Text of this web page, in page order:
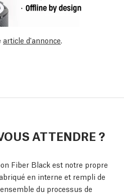
article d'annonce.
ATTENDRE ?
Fiber Black est notre propre
en interne et rempli de
du processus de